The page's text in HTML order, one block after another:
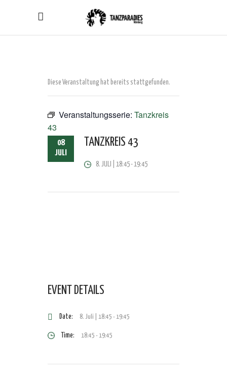
Diese Veranstaltung hat bereits stattgefunden.
Veranstaltungsserie: Tanzkreis
43
08
JULI
TANZKREIS 43
8. JULI | 18:45-19:45
EVENT DETAILS
Date: 8. Juli | 18:45 -19:45
Time: 18:45 - 19:45